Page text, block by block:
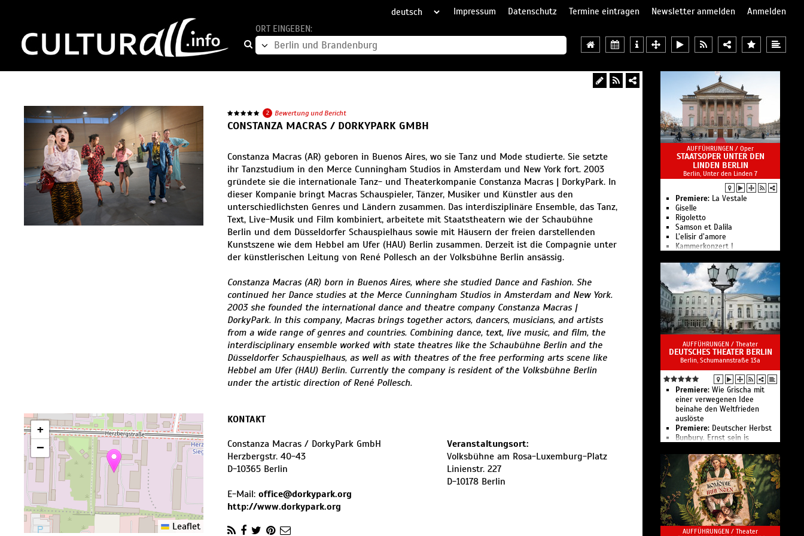
Impressum Datenschutz Termine eintragen Newsletter anmelden
Anmelden
ORT EINGEBEN:
2 Bewertung und Bericht
CONSTANZA MACRAS / DORKYPARK GMBH
Constanza Macras (AR) geboren in Buenos Aires, wo sie Tanz und Mode studierte. Sie setzte
ihr Tanzstudium in den Merce Cunningham Studios in Amsterdam und New York fort. 2003
gründete sie die internationale Tanz- und Theaterkompanie Constanza Macras | DorkyPark. In
dieser Kompanie bringt Macras Schauspieler, Tänzer, Musiker und Künstler aus den
unterschiedlichsten Genres und Ländern zusammen. Das interdisziplinäre Ensemble, das Tanz,
Text, Live-Musik und Film kombiniert, arbeitete mit Staatstheatern wie der Schaubühne
Berlin und dem Düsseldorfer Schauspielhaus sowie mit Häusern der freien darstellenden
Kunstszene wie dem Hebbel am Ufer (HAU) Berlin zusammen. Derzeit ist die Compagnie unter
der künstlerischen Leitung von René Pollesch an der Volksbühne Berlin ansässig.
Constanza Macras (AR) born in Buenos Aires, where she studied Dance and Fashion. She
continued her Dance studies at the Merce Cunningham Studios in Amsterdam and New York.
2003 she founded the international dance and theatre company Constanza Macras |
DorkyPark. In this company, Macras brings together actors, dancers, musicians, and artists
from a wide range of genres and countries. Combining dance, text, live music, and film, the
interdisciplinary ensemble worked with state theatres like the Schaubühne Berlin and the
Düsseldorfer Schauspielhaus, as well as with theatres of the free performing arts scene like
Hebbel am Ufer (HAU) Berlin. Currently the company is resident of the Volksbühne Berlin
under the artistic direction of René Pollesch.
+
−
Leaflet
KONTAKT
Constanza Macras / DorkyPark GmbH
Herzbergstr. 40-43
D-10365 Berlin
E-Mail: office@dorkypark.org
http://www.dorkypark.org
Veranstaltungsort:
Volksbühne am Rosa-Luxemburg-Platz
Linienstr. 227
D-10178 Berlin
AUFFÜHRUNGEN / Oper
STAATSOPER UNTER DEN
LINDEN BERLIN
Berlin, Unter den Linden 7
Premiere: La Vestale
Giselle
Rigoletto
Samson et Dalila
L’elisir d’amore
Kam­mer­kon­zert I
Ballettgespräch
Liederabend Ludovic Tézier
Madama Butterfly
Kinderkonzert I
Jubiläumsgala der Staatlichen
Ballett- und Artistikschule
Tosca
Liederabend Internationales
Opernstudio
Eines der schönsten
Opernhäuser der Welt
AUFFÜHRUNGEN / Theater
DEUTSCHES THEATER BERLIN
Berlin, Schumannstraße 13a
Premiere: Wie Grischa mit
einer verwegenen Idee
beinahe den Weltfrieden
auslöste
Premiere: Deutscher Herbst
Bunbury. Ernst sein is
Der erste fiese Typ
Die Gehaltserhöhung
Heimsuchung
Polaris
Gift
Parzival
Die drei Leben der Hannah
Arendt
Die Marquise von O. und –
AUFFÜHRUNGEN / Theater